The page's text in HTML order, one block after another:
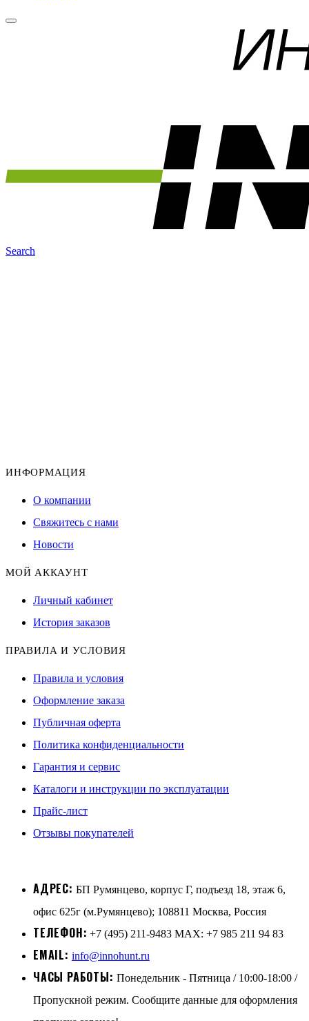
Search
ИНФОРМАЦИЯ
О компании
Свяжитесь с нами
Новости
МОЙ АККАУНТ
Личный кабинет
История заказов
ПРАВИЛА И УСЛОВИЯ
Правила и условия
Оформление заказа
Публичная оферта
Политика конфиденциальности
Гарантия и сервис
Каталоги и инструкции по эксплуатации
Прайс-лист
Отзывы покупателей
АДРЕС: БП Румянцево, корпус Г, подъезд 18, этаж 6,
офис 625г (м.Румянцево); 108811 Москва, Россия
ТЕЛЕФОН: +7 (495) 211-9483 MAX: +7 985 211 94 83
EMAIL: info@innohunt.ru
ЧАСЫ РАБОТЫ: Понедельник - Пятница / 10:00-18:00 /
Пропускной режим. Сообщите данные для оформления